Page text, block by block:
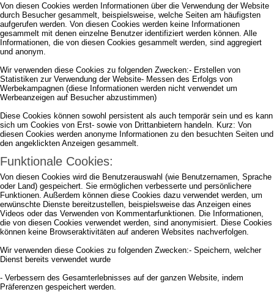
Von diesen Cookies werden Informationen über die Verwendung der Website
durch Besucher gesammelt, beispielsweise, welche Seiten am häufigsten
aufgerufen werden. Von diesen Cookies werden keine Informationen
gesammelt mit denen einzelne Benutzer identifiziert werden können. Alle
Informationen, die von diesen Cookies gesammelt werden, sind aggregiert
und anonym.
Wir verwenden diese Cookies zu folgenden Zwecken:- Erstellen von
Statistiken zur Verwendung der Website- Messen des Erfolgs von
Werbekampagnen (diese Informationen werden nicht verwendet um
Werbeanzeigen auf Besucher abzustimmen)
Diese Cookies können sowohl persistent als auch temporär sein und es kann
sich um Cookies von Erst- sowie von Drittanbietern handeln. Kurz: Von
diesen Cookies werden anonyme Informationen zu den besuchten Seiten und
den angeklickten Anzeigen gesammelt.
Funktionale Cookies:
Von diesen Cookies wird die Benutzerauswahl (wie Benutzernamen, Sprache
oder Land) gespeichert. Sie ermöglichen verbesserte und persönlichere
Funktionen. Außerdem können diese Cookies dazu verwendet werden, um
erwünschte Dienste bereitzustellen, beispielsweise das Anzeigen eines
Videos oder das Verwenden von Kommentarfunktionen. Die Informationen,
die von diesen Cookies verwendet werden, sind anonymisiert. Diese Cookies
können keine Browseraktivitäten auf anderen Websites nachverfolgen.
Wir verwenden diese Cookies zu folgenden Zwecken:- Speichern, welcher
Dienst bereits verwendet wurde
- Verbessern des Gesamterlebnisses auf der ganzen Website, indem
Präferenzen gespeichert werden.